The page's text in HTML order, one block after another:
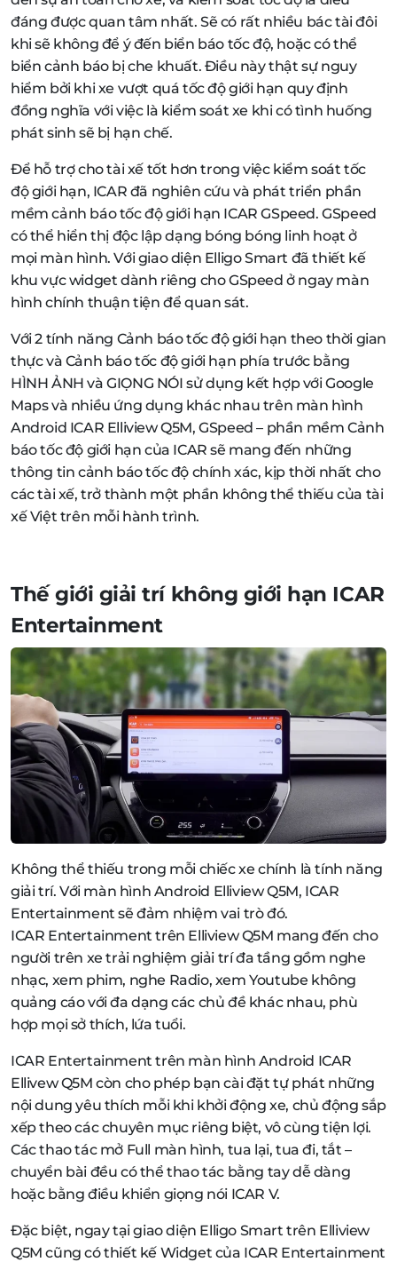
đáng được quan tâm nhất. Sẽ có rất nhiều bác tài đôi
khi sẽ không để ý đến biển báo tốc độ, hoặc có thể
biển cảnh báo bị che khuất. Điều này thật sự nguy
hiểm bởi khi xe vượt quá tốc độ giới hạn quy định
đồng nghĩa với việc là kiểm soát xe khi có tình huống
phát sinh sẽ bị hạn chế.
Để hỗ trợ cho tài xế tốt hơn trong việc kiểm soát tốc
độ giới hạn, ICAR đã nghiên cứu và phát triển phần
mềm cảnh báo tốc độ giới hạn ICAR GSpeed. GSpeed
có thể hiển thị độc lập dạng bóng bóng linh hoạt ở
mọi màn hình. Với giao diện Elligo Smart đã thiết kế
khu vực widget dành riêng cho GSpeed ở ngay màn
hình chính thuận tiện để quan sát.
Với 2 tính năng Cảnh báo tốc độ giới hạn theo thời gian
thực và Cảnh báo tốc độ giới hạn phía trước bằng
HÌNH ẢNH và GIỌNG NÓI sử dụng kết hợp với Google
Maps và nhiều ứng dụng khác nhau trên màn hình
Android ICAR Elliview Q5M, GSpeed – phần mềm Cảnh
báo tốc độ giới hạn của ICAR sẽ mang đến những
thông tin cảnh báo tốc độ chính xác, kịp thời nhất cho
các tài xế, trở thành một phần không thể thiếu của tài
xế Việt trên mỗi hành trình.
Thế giới giải trí không giới hạn ICAR
Entertainment
Không thể thiếu trong mỗi chiếc xe chính là tính năng
giải trí. Với màn hình Android Elliview Q5M, ICAR
Entertainment sẽ đảm nhiệm vai trò đó.
ICAR Entertainment trên Elliview Q5M mang đến cho
người trên xe trải nghiệm giải trí đa tầng gồm nghe
nhạc, xem phim, nghe Radio, xem Youtube không
quảng cáo với đa dạng các chủ đề khác nhau, phù
hợp mọi sở thích, lứa tuổi.
ICAR Entertainment trên màn hình Android ICAR
Ellivew Q5M còn cho phép bạn cài đặt tự phát những
nội dung yêu thích mỗi khi khởi động xe, chủ động sắp
xếp theo các chuyên mục riêng biệt, vô cùng tiện lợi.
Các thao tác mở Full màn hình, tua lại, tua đi, tắt –
chuyển bài đều có thể thao tác bằng tay dễ dàng
hoặc bằng điều khiển giọng nói ICAR V.
Đặc biệt, ngay tại giao diện Elligo Smart trên Elliview
Q5M cũng có thiết kế Widget của ICAR Entertainment